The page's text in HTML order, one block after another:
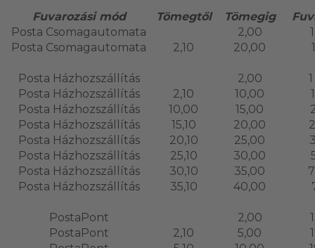
Fuvarozási mód
Tömegtől Tömegig
Posta Csomagautomata
2,00
Posta Csomagautomata
2,10 20,00
Posta Házhozszállítás 2,00
Posta Házhozszállítás
2,10 10,00
Posta Házhozszállítás
10,00 15,00
Posta Házhozszállítás
15,10 20,00
Posta Házhozszállítás
20,10 25,00
Posta Házhozszállítás
25,10 30,00
Posta Házhozszállítás
30,10 35,00
Posta Házhozszállítás
35,10 40,00
PostaPont 2,00
PostaPont
2,10 5,00